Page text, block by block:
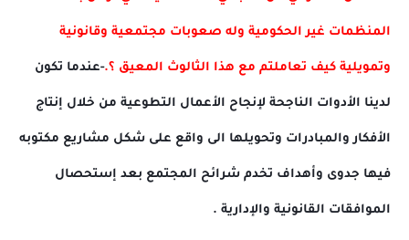
المنظمات غير الحكومية وله صعوبات مجتمعية وقانونية
وتمويلية كيف تعاملتم مع هذا الثالوث المعيق ؟.-عندما تكون
لدينا الأدوات الناجحة لإنجاح الأعمال التطوعية من خلال إنتاج
الأفكار والمبادرات وتحويلها الى واقع على شكل مشاريع مكتوبه
فيها جدوى وأهداف تخدم شرائح المجتمع بعد إستحصال
الموافقات القانونية والإدارية .